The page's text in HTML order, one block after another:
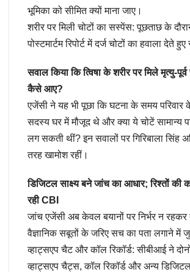
भूमिका को सीमित क्यों माना जाए।
शरीर पर मिली चोटों का सस्पेंस: पूछताछ के
पोस्टमार्टम रिपोर्ट में दर्ज चोटों का हवाला देते हुए
सवाल किया कि त्विषा के शरीर पर मिले मृत्यु-
कैसे आए?
एजेंसी ने यह भी पूछा कि घटना के समय
सदस्य घर में मौजूद थे और क्या ये चोटें सामान्य
लग सकती थीं? इन सवालों पर गिरिबाला सिंह
तरह खामोश रहीं।
डिजिटल साक्ष्य बने जांच का आधार; रिश्तों की
रही CBI
जांच एजेंसी अब केवल बयानों पर निर्भर न
वैज्ञानिक सबूतों के जरिए सच का पता लगाने में
व्हाट्सएप चैट और कॉल रिकॉर्ड: सीबीआई ने
व्हाट्सएप चैट्स, कॉल रिकॉर्ड और अन्य